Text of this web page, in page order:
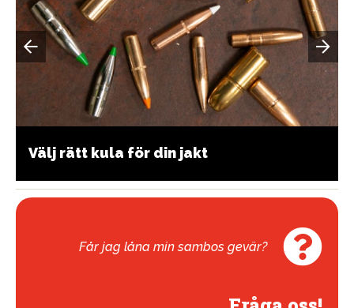
Välj rätt kula för din jakt
Får jag låna min sambos gevär?